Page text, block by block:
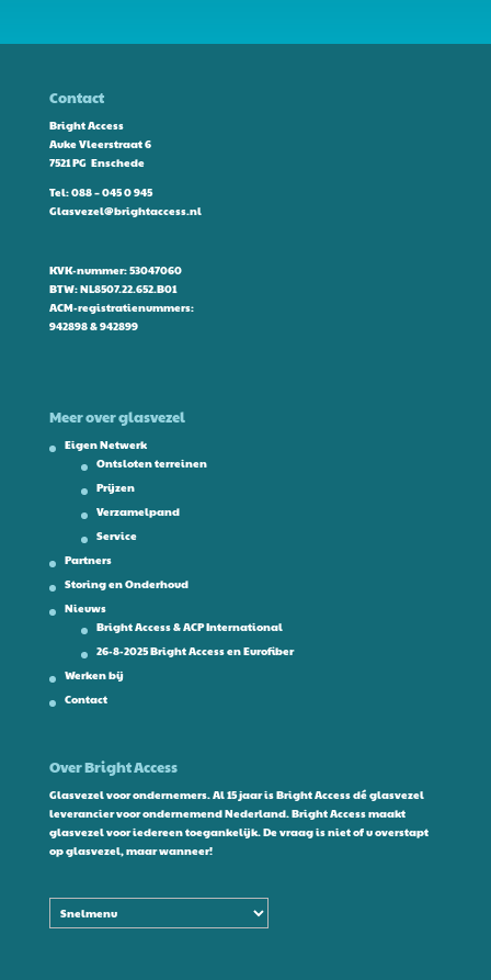
Contact
Bright Access
Auke Vleerstraat 6
7521 PG Enschede
Tel:088 – 045 0 945
Glasvezel@brightaccess.nl
KVK-nummer: 53047060
BTW: NL8507.22.652.B01
ACM-registratienummers:
942898 & 942899
Meer over glasvezel
Eigen Netwerk
Ontsloten terreinen
Prijzen
Verzamelpand
Service
Partners
Storing en Onderhoud
Nieuws
Bright Access & ACP International
26-8-2025 Bright Access en Eurofiber
Werken bij
Contact
Over Bright Access
Glasvezel voor ondernemers. Al 15 jaar is Bright Access dé glasvezel
leverancier voor ondernemend Nederland. Bright Access maakt
glasvezel voor iedereen toegankelijk. De vraag is niet of u overstapt
op glasvezel, maar wanneer!